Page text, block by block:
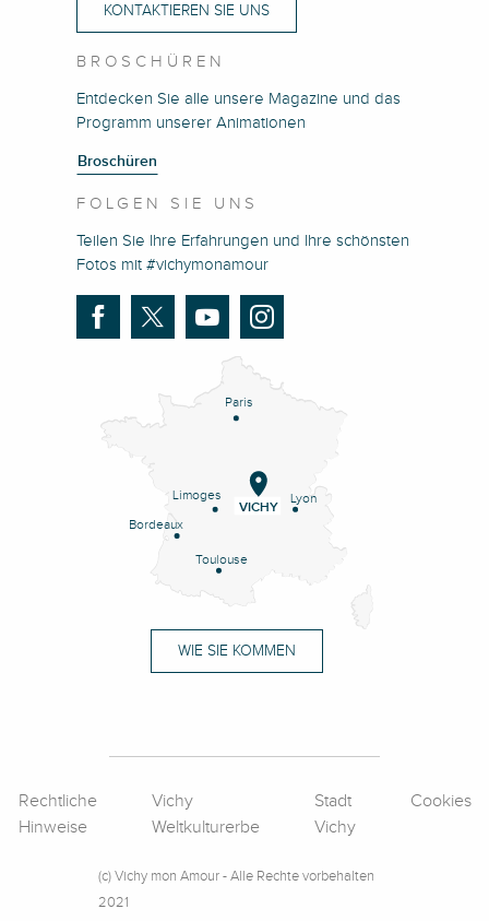
KONTAKTIEREN SIE UNS
BROSCHÜREN
Entdecken Sie alle unsere Magazine und das
Programm unserer Animationen
Broschüren
FOLGEN SIE UNS
Teilen Sie Ihre Erfahrungen und Ihre schönsten
Fotos mit #vichymonamour
Paris
Lyon
Limoges
Bordeaux
Toulouse
VICHY
WIE SIE KOMMEN
Rechtliche
Hinweise
Vichy
Weltkulturerbe
Stadt
Vichy
Cookies
(c) Vichy mon Amour - Alle Rechte vorbehalten
2021